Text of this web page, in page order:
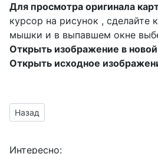
Для просмотра оригинала
курсор на рисунок , сделайте
мышки и в выпавшем окне
Открыть изображение в
Открыть исходное
Предыдущий материал: надпись
Назад
Интересно: